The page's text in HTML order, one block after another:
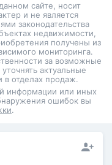
сайте, носит
и не является
законодательства
недвижимости,
получены из
мониторинга.
за возможные
актуальные
отделах продаж.
информации или иных
ошибок вы
.